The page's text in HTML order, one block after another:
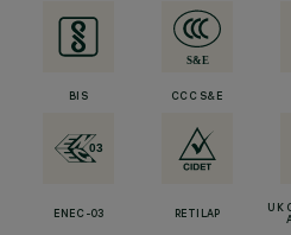
BIS CCC S&E
ENEC-03 RETILAP
UK